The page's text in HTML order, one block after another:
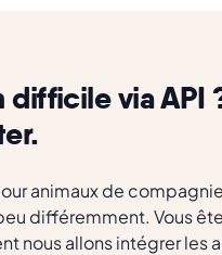
via API
animaux de compagnie
différemment. Vous
nous allons intégrer les